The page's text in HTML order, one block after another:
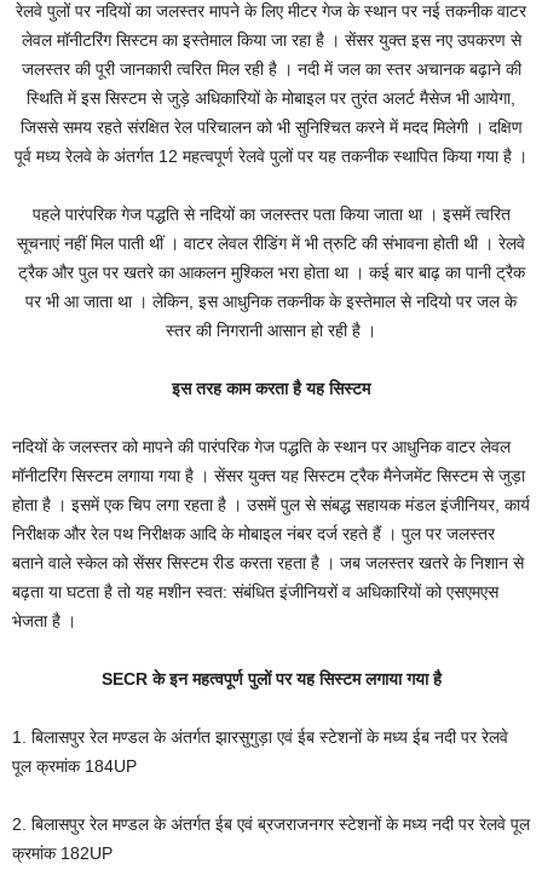
रेलवे पुलों पर नदियों का जलस्तर मापने के लिए मीटर गेज के स्थान पर नई तकनीक वाटर
लेवल मॉनीटरिंग सिस्टम का इस्तेमाल किया जा रहा है । सेंसर युक्त इस नए उपकरण से
जलस्तर की पूरी जानकारी त्वरित मिल रही है । नदी में जल का स्तर अचानक बढ़ाने की
स्थिति में इस सिस्टम से जुड़े अधिकारियों के मोबाइल पर तुरंत अलर्ट मैसेज भी आयेगा,
जिससे समय रहते संरक्षित रेल परिचालन को भी सुनिश्चित करने में मदद मिलेगी । दक्षिण
पूर्व मध्य रेलवे के अंतर्गत 12 महत्वपूर्ण रेलवे पुलों पर यह तकनीक स्थापित किया गया है ।
पहले पारंपरिक गेज पद्धति से नदियों का जलस्तर पता किया जाता था । इसमें त्वरित
सूचनाएं नहीं मिल पाती थीं । वाटर लेवल रीडिंग में भी त्रुटि की संभावना होती थी । रेलवे
ट्रैक और पुल पर खतरे का आकलन मुश्किल भरा होता था । कई बार बाढ़ का पानी ट्रैक
पर भी आ जाता था । लेकिन, इस आधुनिक तकनीक के इस्तेमाल से नदियो पर जल के
स्तर की निगरानी आसान हो रही है ।
इस तरह काम करता है यह सिस्टम
नदियों के जलस्तर को मापने की पारंपरिक गेज पद्धति के स्थान पर आधुनिक वाटर लेवल
मॉनीटरिंग सिस्टम लगाया गया है । सेंसर युक्त यह सिस्टम ट्रैक मैनेजमेंट सिस्टम से जुड़ा
होता है । इसमें एक चिप लगा रहता है । उसमें पुल से संबद्ध सहायक मंडल इंजीनियर, कार्य
निरीक्षक और रेल पथ निरीक्षक आदि के मोबाइल नंबर दर्ज रहते हैं । पुल पर जलस्तर
बताने वाले स्केल को सेंसर सिस्टम रीड करता रहता है । जब जलस्तर खतरे के निशान से
बढ़ता या घटता है तो यह मशीन स्वत: संबंधित इंजीनियरों व अधिकारियों को एसएमएस
भेजता है ।
SECR के इन महत्वपूर्ण पुलों पर यह सिस्टम लगाया गया है
1. बिलासपुर रेल मण्डल के अंतर्गत झारसुगुड़ा एवं ईब स्टेशनों के मध्य ईब नदी पर रेलवे
पूल क्रमांक 184UP
2. बिलासपुर रेल मण्डल के अंतर्गत ईब एवं ब्रजराजनगर स्टेशनों के मध्य नदी पर रेलवे पूल
क्रमांक 182UP